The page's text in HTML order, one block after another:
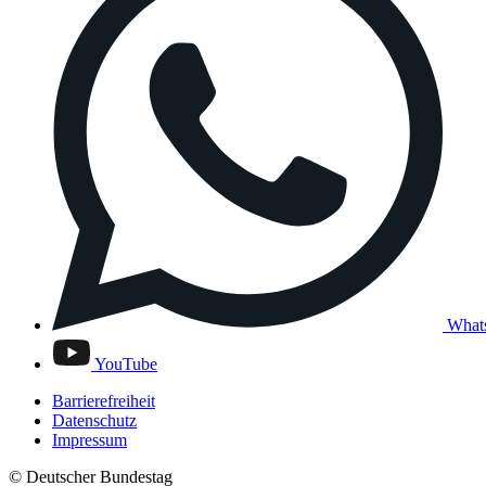
YouTube
Barrierefreiheit
Datenschutz
Impressum
© Deutscher Bundestag